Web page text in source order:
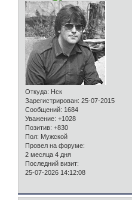
Откуда: Нск
Зарегистрирован: 25-07-2015
Сообщений: 1684
Уважение: +1028
Позитив: +830
Пол: Мужской
Провел на форуме:
2 месяца 4 дня
Последний визит:
25-07-2026 14:12:08